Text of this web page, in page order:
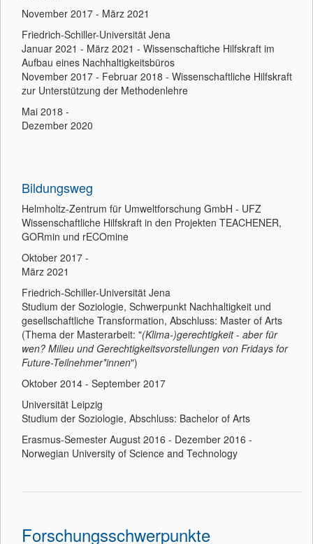
November 2017 - März 2021
Friedrich-Schiller-Universität Jena
Januar 2021 - März 2021 - Wissenschaftiche Hilfskraft im
Aufbau eines Nachhaltigkeitsbüros
November 2017 - Februar 2018 - Wissenschaftliche Hilfskraft
zur Unterstützung der Methodenlehre
Mai 2018 -
Dezember 2020
Bildungsweg
Helmholtz-Zentrum für Umweltforschung GmbH - UFZ
Wissenschaftliche Hilfskraft in den Projekten TEACHENER,
GORmin und rECOmine
Oktober 2017 -
März 2021
Friedrich-Schiller-Universität Jena
Studium der Soziologie, Schwerpunkt Nachhaltigkeit und
gesellschaftliche Transformation, Abschluss: Master of Arts
(Thema der Masterarbeit: "(Klima-)gerechtigkeit - aber für
wen? Milieu und Gerechtigkeitsvorstellungen von Fridays for
Future-Teilnehmer*innen")
Oktober 2014 - September 2017
Universität Leipzig
Studium der Soziologie, Abschluss: Bachelor of Arts
Erasmus-Semester August 2016 - Dezember 2016 -
Norwegian University of Science and Technology
Forschungsschwerpunkte